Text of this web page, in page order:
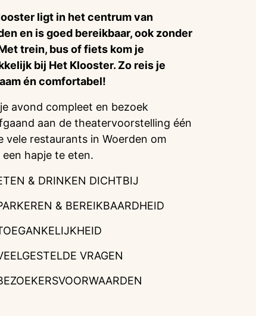
ligt in het centrum van
en is goed bereikbaar, ook zonder
trein, bus of fiets kom je
bij Het Klooster. Zo reis je
én comfortabel!
avond compleet en bezoek
aan de theatervoorstelling één
vele restaurants in Woerden om
een hapje te eten.
& DRINKEN DICHTBIJ
& BEREIKBAARDHEID
VRAGEN